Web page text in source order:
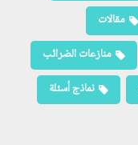
مقالات
منازعات الضرائب
نماذج أسئلة